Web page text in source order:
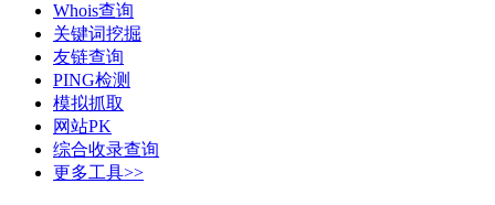
Whois查询
关键词挖掘
友链查询
PING检测
模拟抓取
网站PK
综合收录查询
更多工具>>